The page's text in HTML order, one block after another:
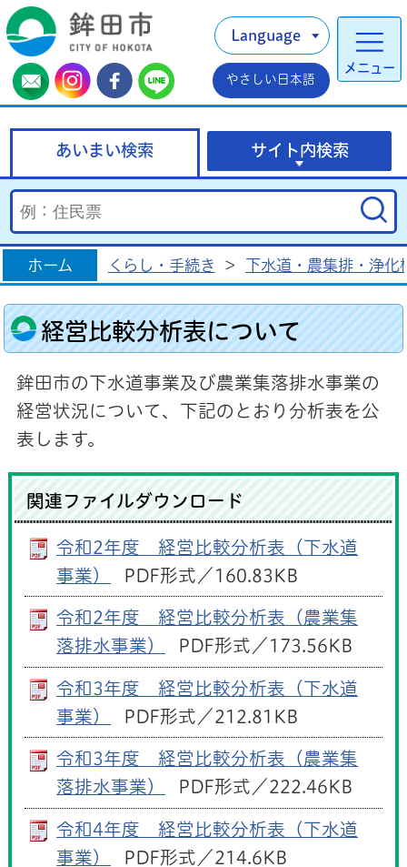
メニュー
Language
やさしい日本語
あいまい検索 サイト内検索
ホーム くらし・手続き > 下水道・農集排・浄化
経営比較分析表について
鉾田市の下水道事業及び農業集落排水事業の
経営状況について、下記のとおり分析表を公
表します。
関連ファイルダウンロード
令和2年度 経営比較分析表（下水道
事業）
PDF形式／160.83KB
令和2年度 経営比較分析表（農業集
落排水事業）
PDF形式／173.56KB
令和3年度 経営比較分析表（下水道
事業）
PDF形式／212.81KB
令和3年度 経営比較分析表（農業集
落排水事業）
PDF形式／222.46KB
令和4年度 経営比較分析表（下水道
事業）
PDF形式／214.6KB